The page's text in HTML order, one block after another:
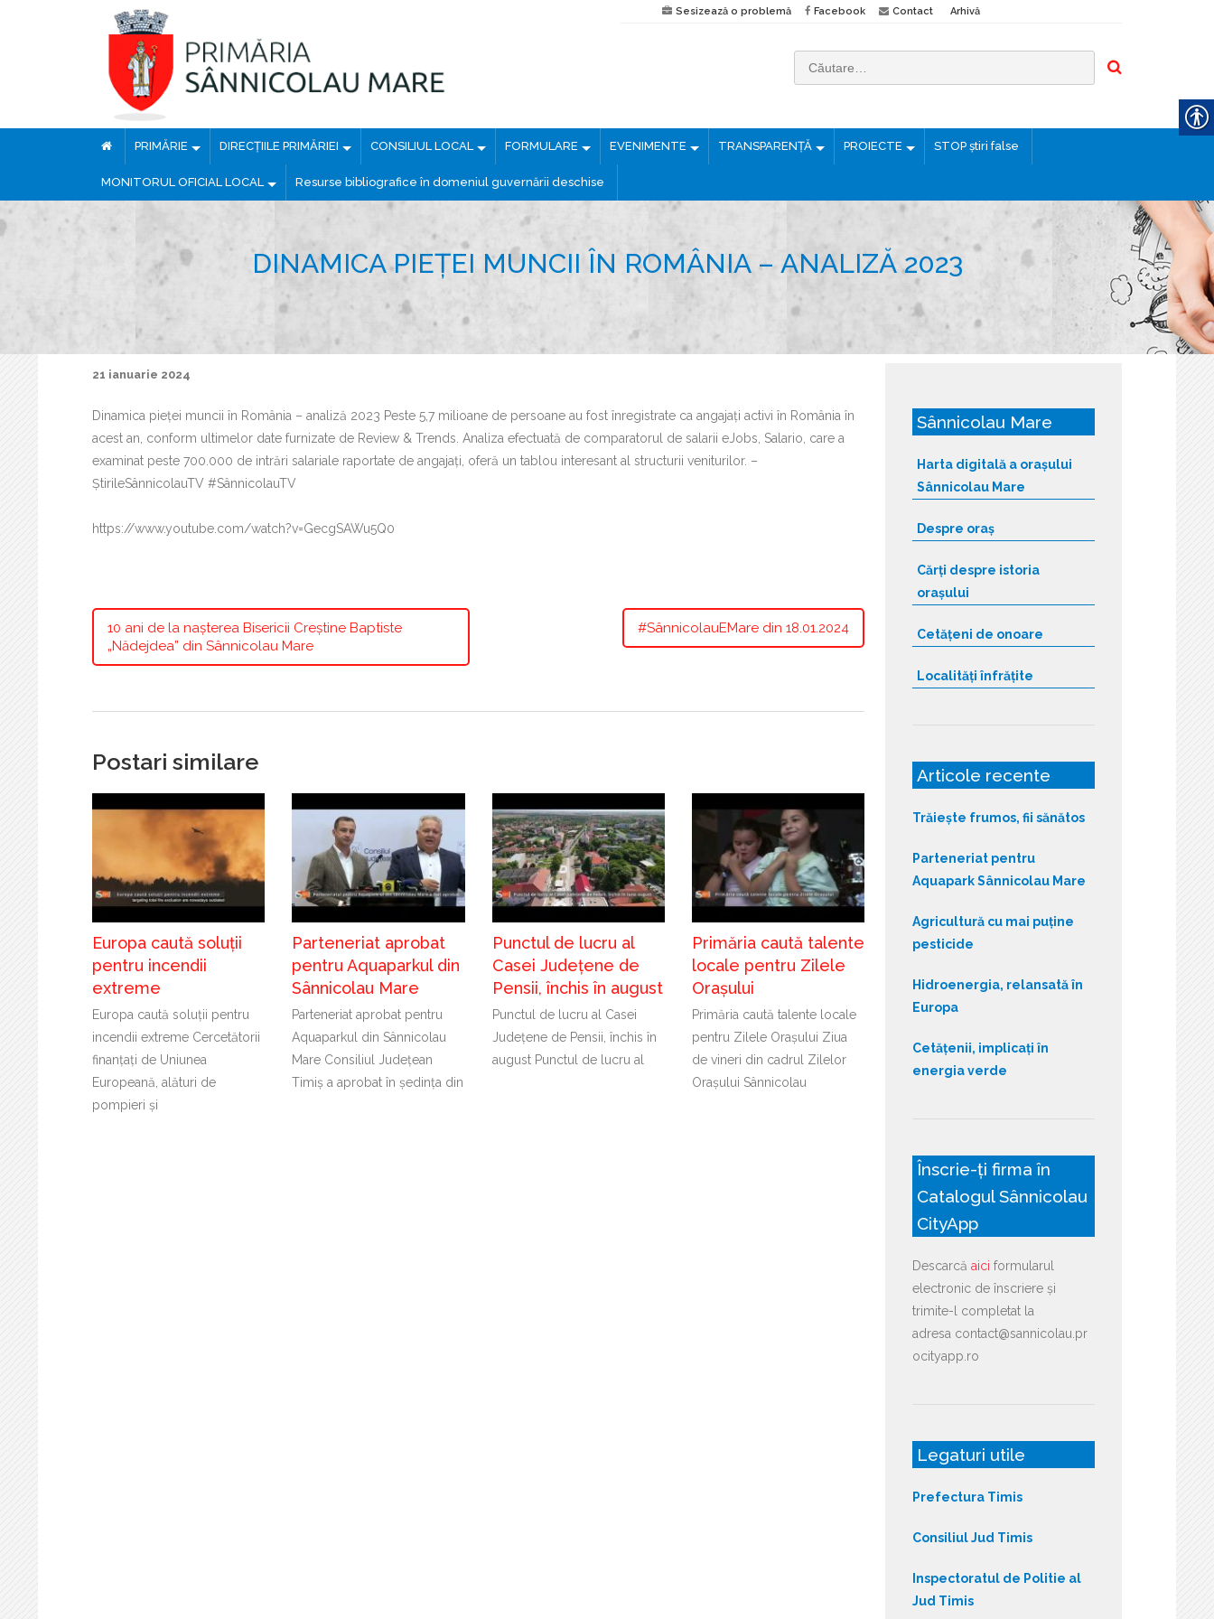
Sesizează o problemă Facebook Contact Arhivă
t
PRIMĂRIE DIRECȚIILE PRIMĂRIEI CONSILIUL LOCAL FORMULARE EVENIMENTE TRANSPARENȚĂ PROIECTE STOP știri false
MONITORUL OFICIAL LOCAL Resurse bibliografice în domeniul guvernării deschise
DINAMICA PIEȚEI MUNCII ÎN ROMÂNIA – ANALIZĂ 2023
21 ianuarie 2024
Dinamica pieței muncii în România – analiză 2023 Peste 5,7 milioane de persoane au fost înregistrate ca angajați activi în România în
acest an, conform ultimelor date furnizate de Review & Trends. Analiza efectuată de comparatorul de salarii eJobs, Salario, care a
examinat peste 700.000 de intrări salariale raportate de angajați, oferă un tablou interesant al structurii veniturilor. –
ȘtirileSânnicolauTV #SânnicolauTV
https://www.youtube.com/watch?v=GecgSAWu5Q0
10 ani de la nașterea Bisericii Creștine Baptiste
„Nădejdea” din Sânnicolau Mare
#SânnicolauEMare din 18.01.2024
Postari similare
Europa caută soluții
pentru incendii
extreme
Europa caută soluții pentru
incendii extreme Cercetătorii
finanțați de Uniunea
Europeană, alături de
pompieri și
Parteneriat aprobat
pentru Aquaparkul din
Sânnicolau Mare
Parteneriat aprobat pentru
Aquaparkul din Sânnicolau
Mare Consiliul Județean
Timiș a aprobat în ședința din
Punctul de lucru al
Casei Județene de
Pensii, închis în august
Punctul de lucru al Casei
Județene de Pensii, închis în
august Punctul de lucru al
Primăria caută talente
locale pentru Zilele
Orașului
Primăria caută talente locale
pentru Zilele Orașului Ziua
de vineri din cadrul Zilelor
Orașului Sânnicolau
Sânnicolau Mare
Harta digitală a orașului
Sânnicolau Mare
Despre oraș
Cărți despre istoria
orașului
Cetățeni de onoare
Localități înfrățite
Articole recente
Trăiește frumos, fii sănătos
Parteneriat pentru
Aquapark Sânnicolau Mare
Agricultură cu mai puține
pesticide
Hidroenergia, relansată în
Europa
Cetățenii, implicați în
energia verde
Înscrie-ți firma în
Catalogul Sânnicolau
CityApp
Descarcă aici formularul
electronic de înscriere și
trimite-l completat la
adresa contact@sannicolau.pr
ocityapp.ro
Legaturi utile
Prefectura Timis
Consiliul Jud Timis
Inspectoratul de Politie al
Jud Timis